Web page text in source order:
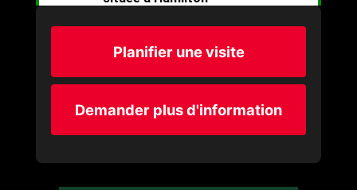
Planifier une visite
Demander plus d'information